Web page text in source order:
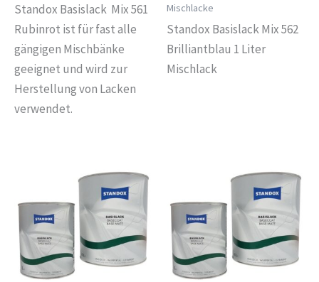
Standox Basislack Mix 561
Rubinrot ist für fast alle
gängigen Mischbänke
geeignet und wird zur
Herstellung von Lacken
verwendet.
Mischlacke
Standox Basislack Mix 562
Brilliantblau 1 Liter
Mischlack